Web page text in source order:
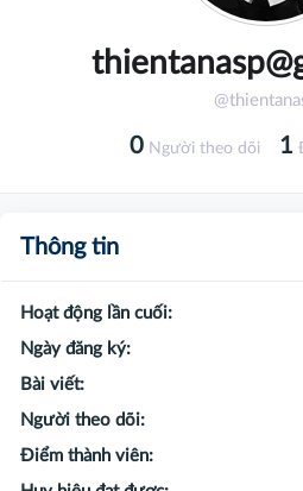
0 Người theo dõi 1
Thông tin
Hoạt động lần cuối:
Ngày đăng ký:
Bài viết:
Người theo dõi:
Điểm thành viên: